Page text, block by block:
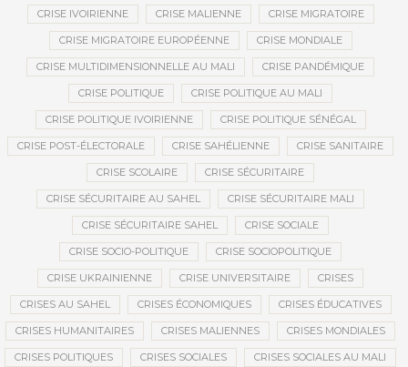
CRISE IVOIRIENNE CRISE MALIENNE CRISE MIGRATOIRE
CRISE MIGRATOIRE EUROPÉENNE CRISE MONDIALE
CRISE MULTIDIMENSIONNELLE AU MALI CRISE PANDÉMIQUE
CRISE POLITIQUE CRISE POLITIQUE AU MALI
CRISE POLITIQUE IVOIRIENNE CRISE POLITIQUE SÉNÉGAL
CRISE POST-ÉLECTORALE CRISE SAHÉLIENNE CRISE SANITAIRE
CRISE SCOLAIRE CRISE SÉCURITAIRE
CRISE SÉCURITAIRE AU SAHEL CRISE SÉCURITAIRE MALI
CRISE SÉCURITAIRE SAHEL CRISE SOCIALE
CRISE SOCIO-POLITIQUE CRISE SOCIOPOLITIQUE
CRISE UKRAINIENNE CRISE UNIVERSITAIRE CRISES
CRISES AU SAHEL CRISES ÉCONOMIQUES CRISES ÉDUCATIVES
CRISES HUMANITAIRES CRISES MALIENNES CRISES MONDIALES
CRISES POLITIQUES CRISES SOCIALES CRISES SOCIALES AU MALI